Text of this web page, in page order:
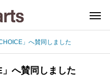
」へ賛同しました
へ賛同しました